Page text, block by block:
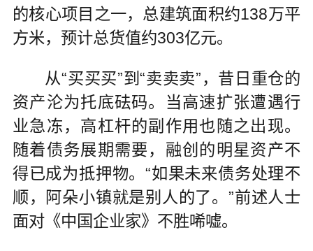
的核心项目之一，总建筑面积约138万平
方米，预计总货值约303亿元。
从“买买买”到“卖卖卖”，昔日重仓的
资产沦为托底砝码。当高速扩张遭遇行
业急冻，高杠杆的副作用也随之出现。
随着债务展期需要，融创的明星资产不
得已成为抵押物。“如果未来债务处理不
顺，阿朵小镇就是别人的了。”前述人士
面对《中国企业家》不胜唏嘘。